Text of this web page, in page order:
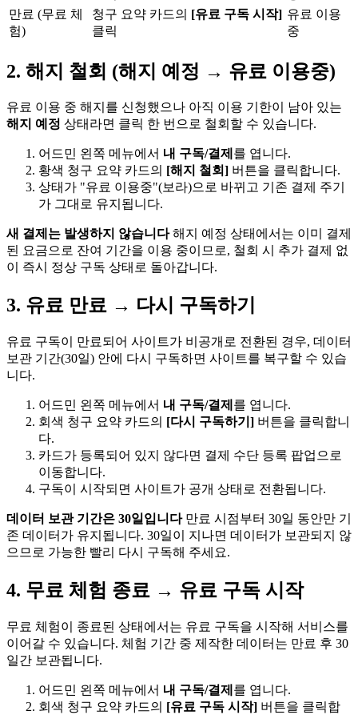
만료 (무료 체
험)
청구 요약 카드의 [유료 구독 시작]
클릭
유료 이용
중
2. 해지 철회 (해지 예정 → 유료 이용중)
유료 이용 중 해지를 신청했으나 아직 이용 기한이 남아 있는
해지 예정 상태라면 클릭 한 번으로 철회할 수 있습니다.
어드민 왼쪽 메뉴에서 내 구독/결제 를 엽니다.
황색 청구 요약 카드의 [해지 철회] 버튼을 클릭합니다.
상태가 "유료 이용중"(보라)으로 바뀌고 기존 결제 주기
가 그대로 유지됩니다.
새 결제는 발생하지 않습니다해지 예정 상태에서는 이미 결제
된 요금으로 잔여 기간을 이용 중이므로, 철회 시 추가 결제 없
이 즉시 정상 구독 상태로 돌아갑니다.
3. 유료 만료 → 다시 구독하기
유료 구독이 만료되어 사이트가 비공개로 전환된 경우, 데이터
보관 기간(30일) 안에 다시 구독하면 사이트를 복구할 수 있습
니다.
어드민 왼쪽 메뉴에서 내 구독/결제 를 엽니다.
회색 청구 요약 카드의 [다시 구독하기] 버튼을 클릭합니
다.
카드가 등록되어 있지 않다면 결제 수단 등록 팝업으로
이동합니다.
구독이 시작되면 사이트가 공개 상태로 전환됩니다.
데이터 보관 기간은 30일입니다만료 시점부터 30일 동안만 기
존 데이터가 유지됩니다. 30일이 지나면 데이터가 보관되지 않
으므로 가능한 빨리 다시 구독해 주세요.
4. 무료 체험 종료 → 유료 구독 시작
무료 체험이 종료된 상태에서는 유료 구독을 시작해 서비스를
이어갈 수 있습니다. 체험 기간 중 제작한 데이터는 만료 후 30
일간 보관됩니다.
어드민 왼쪽 메뉴에서 내 구독/결제 를 엽니다.
회색 청구 요약 카드의 [유료 구독 시작] 버튼을 클릭합